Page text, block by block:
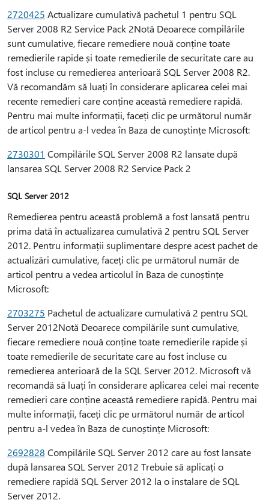
2720425 Actualizare cumulativă pachetul 1 pentru SQL
Server 2008 R2 Service Pack 2Notă Deoarece compilările
sunt cumulative, fiecare remediere nouă conține toate
remedierile rapide și toate remedierile de securitate care au
fost incluse cu remedierea anterioară SQL Server 2008 R2.
Vă recomandăm să luați în considerare aplicarea celei mai
recente remedieri care conține această remediere rapidă.
Pentru mai multe informații, faceți clic pe următorul număr
de articol pentru a-l vedea în Baza de cunoștințe Microsoft:
2730301 Compilările SQL Server 2008 R2 lansate după
lansarea SQL Server 2008 R2 Service Pack 2
SQL Server 2012
Remedierea pentru această problemă a fost lansată pentru
prima dată în actualizarea cumulativă 2 pentru SQL Server
2012. Pentru informații suplimentare despre acest pachet de
actualizări cumulative, faceți clic pe următorul număr de
articol pentru a vedea articolul în Baza de cunoștințe
Microsoft:
2703275 Pachetul de actualizare cumulativă 2 pentru SQL
Server 2012Notă Deoarece compilările sunt cumulative,
fiecare remediere nouă conține toate remedierile rapide și
toate remedierile de securitate care au fost incluse cu
remedierea anterioară de la SQL Server 2012. Microsoft vă
recomandă să luați în considerare aplicarea celei mai recente
remedieri care conține această remediere rapidă. Pentru mai
multe informații, faceți clic pe următorul număr de articol
pentru a-l vedea în Baza de cunoștințe Microsoft:
2692828 Compilările SQL Server 2012 care au fost lansate
după lansarea SQL Server 2012 Trebuie să aplicați o
remediere rapidă SQL Server 2012 la o instalare de SQL
Server 2012.